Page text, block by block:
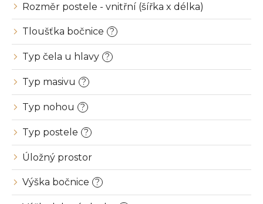
Rozměr postele - vnitřní (šířka x délka)
Tloušťka bočnice ?
Typ čela u hlavy ?
Typ masivu ?
Typ nohou ?
Typ postele ?
Úložný prostor
Výška bočnice ?